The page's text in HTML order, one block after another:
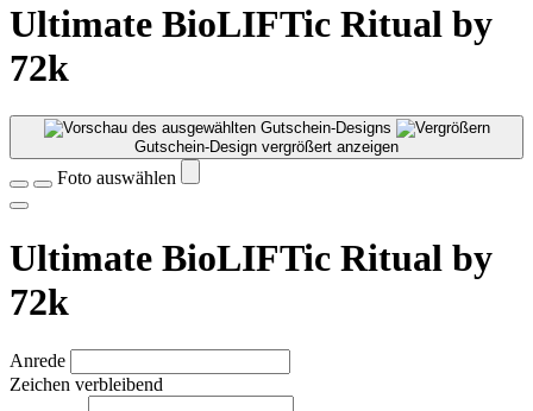
Ultimate BioLIFTic Ritual by
72k
Gutschein-Design vergrößert anzeigen
Foto auswählen
Ultimate BioLIFTic Ritual by
72k
Anrede
Zeichen verbleibend